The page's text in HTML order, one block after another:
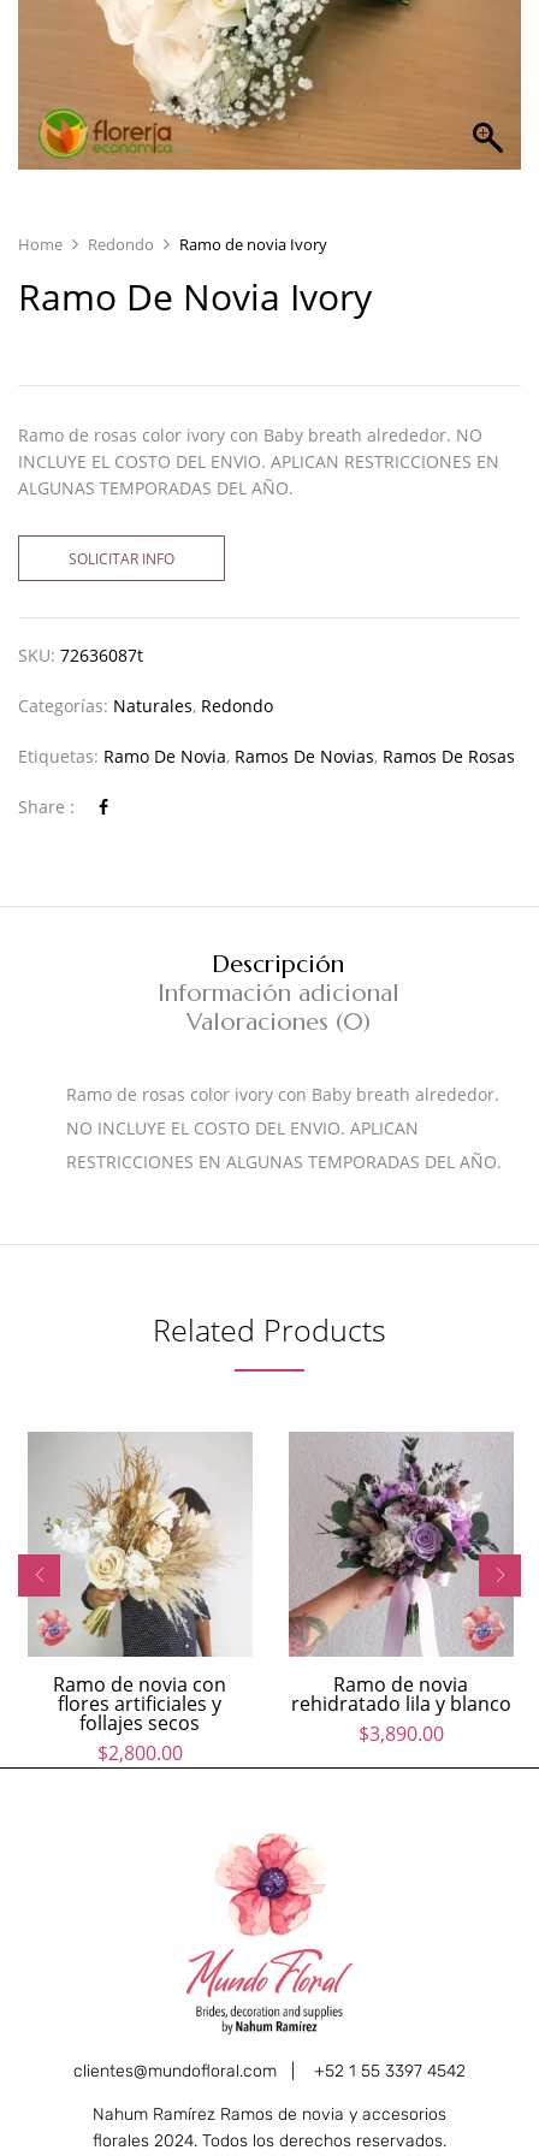
Home Redondo Ramo de novia Ivory
Ramo De Novia Ivory
Ramo de rosas color ivory con Baby breath alrededor. NO
INCLUYE EL COSTO DEL ENVIO. APLICAN RESTRICCIONES EN
ALGUNAS TEMPORADAS DEL AÑO.
SOLICITAR INFO
SKU: 72636087t
Categorías: Naturales, Redondo
Etiquetas: Ramo De Novia, Ramos De Novias, Ramos De Rosas
Share :
Descripción
Información adicional
Valoraciones (0)
Ramo de rosas color ivory con Baby breath alrededor.
NO INCLUYE EL COSTO DEL ENVIO. APLICAN
RESTRICCIONES EN ALGUNAS TEMPORADAS DEL AÑO.
Related Products
Ramo de novia con
flores artificiales y
follajes secos
$2,800.00
Ramo de novia
rehidratado lila y blanco
$3,890.00
clientes@mundofloral.com | +52 1 55 3397 4542
Nahum Ramírez Ramos de novia y accesorios
florales 2024. Todos los derechos reservados.